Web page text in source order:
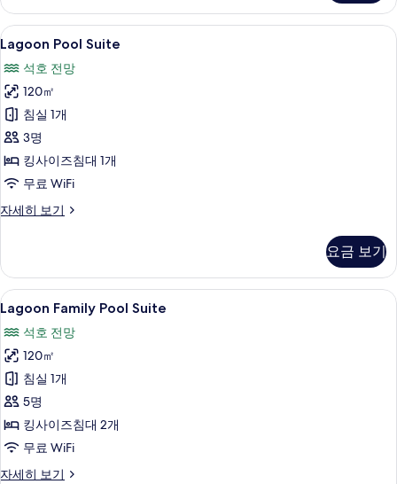
자
세
히
기
Lagoon
Pool
Suite
사
진
모
두
보
기
이집트산 면 시트, 고급 침구, 오리/거
4
Lagoon Pool Suite
석호 전망
120㎡
침실 1개
3명
킹사이즈침대 1개
무료 WiFi
자세히 보기
Lagoon
세
히
보
요금 보기
Lagoon
Family
Pool
Suite
사
진
모
두
보
5
Lagoon Family Pool Suite
석호 전망
120㎡
침실 1개
5명
킹사이즈침대 2개
무료 WiFi
자세히 보기
Lagoon